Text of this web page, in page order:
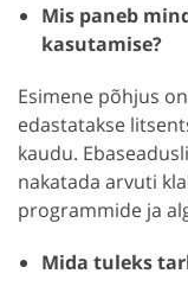
Mis paneb
kasutamise?
Esimene põhjus
edastatakse
kaudu.
nakatada arvuti
programmide ja
Mida tuleks